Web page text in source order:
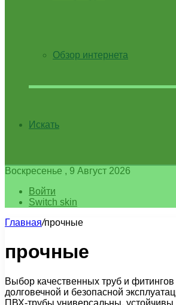
Обзор интернета
Искать
Воскресенье , 9 Август 2026
Войти
Switch skin
Главная/прочные
прочные
Выбор качественных труб и
долговечной и безопасной
ПВХ-трубы универсальны, устойчивы